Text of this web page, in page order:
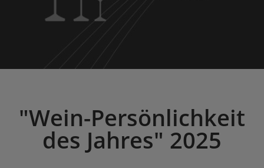
"Wein-Persönlichkeit
des Jahres" 2025